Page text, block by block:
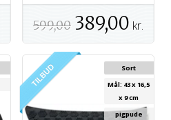
599,00 389,00 kr.
Sort
Mål: 43 x 16,5
x 9 cm
pigpude